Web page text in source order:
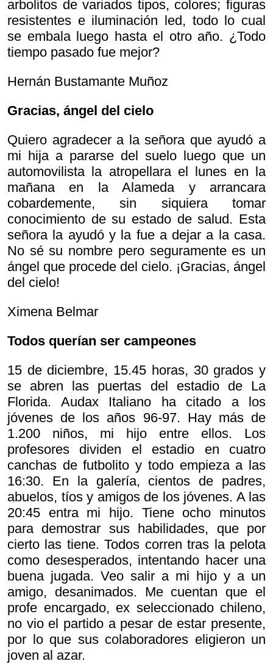
arbolitos de variados tipos, colores; figuras
resistentes e iluminación led, todo lo cual
se embala luego hasta el otro año. ¿Todo
tiempo pasado fue mejor?
Hernán Bustamante Muñoz
Gracias, ángel del cielo
Quiero agradecer a la señora que ayudó a
mi hija a pararse del suelo luego que un
automovilista la atropellara el lunes en la
mañana en la Alameda y arrancara
cobardemente, sin siquiera tomar
conocimiento de su estado de salud. Esta
señora la ayudó y la fue a dejar a la casa.
No sé su nombre pero seguramente es un
ángel que procede del cielo. ¡Gracias, ángel
del cielo!
Ximena Belmar
Todos querían ser campeones
15 de diciembre, 15.45 horas, 30 grados y
se abren las puertas del estadio de La
Florida. Audax Italiano ha citado a los
jóvenes de los años 96-97. Hay más de
1.200 niños, mi hijo entre ellos. Los
profesores dividen el estadio en cuatro
canchas de futbolito y todo empieza a las
16:30. En la galería, cientos de padres,
abuelos, tíos y amigos de los jóvenes. A las
20:45 entra mi hijo. Tiene ocho minutos
para demostrar sus habilidades, que por
cierto las tiene. Todos corren tras la pelota
como desesperados, intentando hacer una
buena jugada. Veo salir a mi hijo y a un
amigo, desanimados. Me cuentan que el
profe encargado, ex seleccionado chileno,
no vio el partido a pesar de estar presente,
por lo que sus colaboradores eligieron un
joven al azar.